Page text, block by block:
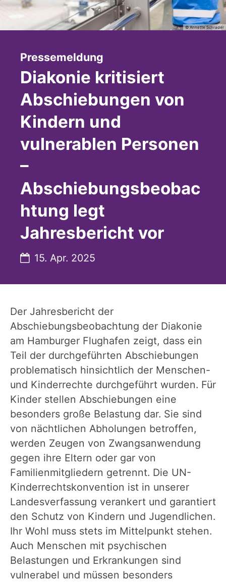
© Annette Schrader
Pressemeldung
Diakonie kritisiert
Abschiebungen von
Kindern und
vulnerablen Personen
–
Abschiebungsbeobac
htung legt
Jahresbericht vor
Datum:
15. Apr. 2025
Der Jahresbericht der
Abschiebungsbeobachtung der Diakonie
am Hamburger Flughafen zeigt, dass ein
Teil der durchgeführten Abschiebungen
problematisch hinsichtlich der Menschen-
und Kinderrechte durchgeführt wurden. Für
Kinder stellen Abschiebungen eine
besonders große Belastung dar. Sie sind
von nächtlichen Abholungen betroffen,
werden Zeugen von Zwangsanwendung
gegen ihre Eltern oder gar von
Familienmitgliedern getrennt. Die UN-
Kinderrechtskonvention ist in unserer
Landesverfassung verankert und garantiert
den Schutz von Kindern und Jugendlichen.
Ihr Wohl muss stets im Mittelpunkt stehen.
Auch Menschen mit psychischen
Belastungen und Erkrankungen sind
vulnerabel und müssen besonders